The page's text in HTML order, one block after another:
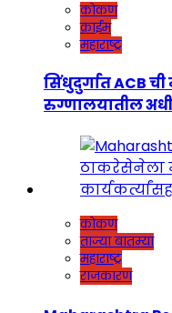
कोकण
क्राईम
महाराष्ट्र
सिंधुदुर्गात ACB ची
रुग्णालयातील
कोकण
ताज्या बातम्या
महाराष्ट्र
राजकारण